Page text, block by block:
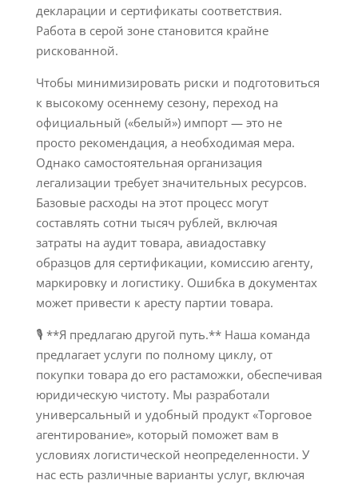
декларации и сертификаты соответствия.
Работа в серой зоне становится крайне
рискованной.
Чтобы минимизировать риски и подготовиться
к высокому осеннему сезону, переход на
официальный («белый») импорт — это не
просто рекомендация, а необходимая мера.
Однако самостоятельная организация
легализации требует значительных ресурсов.
Базовые расходы на этот процесс могут
составлять сотни тысяч рублей, включая
затраты на аудит товара, авиадоставку
образцов для сертификации, комиссию агенту,
маркировку и логистику. Ошибка в документах
может привести к аресту партии товара.
🎙 **Я предлагаю другой путь.** Наша команда
предлагает услуги по полному циклу, от
покупки товара до его растаможки, обеспечивая
юридическую чистоту. Мы разработали
универсальный и удобный продукт «Торговое
агентирование», который поможет вам в
условиях логистической неопределенности. У
нас есть различные варианты услуг, включая